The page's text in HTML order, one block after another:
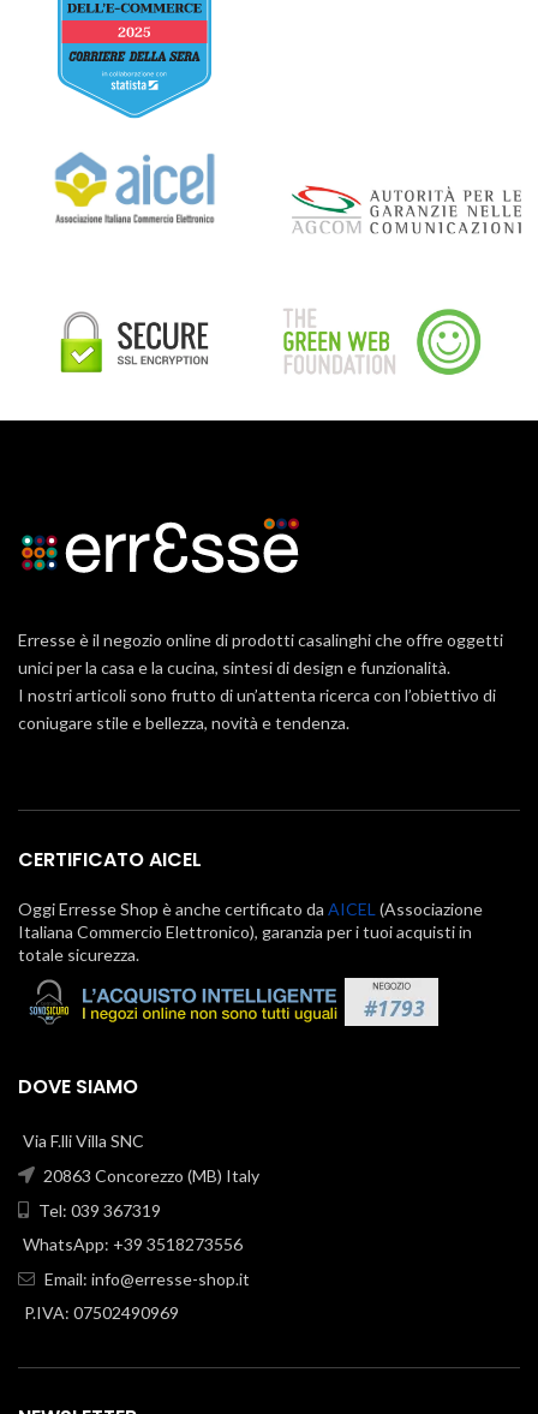
Erresse è il negozio online di prodotti casalinghi che offre oggetti
unici per la casa e la cucina, sintesi di design e funzionalità.
I nostri articoli sono frutto di un’attenta ricerca con l’obiettivo di
coniugare stile e bellezza, novità e tendenza.
CERTIFICATO AICEL
Oggi Erresse Shop è anche certificato da AICEL (Associazione
Italiana Commercio Elettronico), garanzia per i tuoi acquisti in
totale sicurezza.
DOVE SIAMO
Via F.lli Villa SNC
20863 Concorezzo (MB) Italy
Tel: 039 367319
WhatsApp: +39 3518273556
Email: info@erresse-shop.it
P.IVA: 07502490969